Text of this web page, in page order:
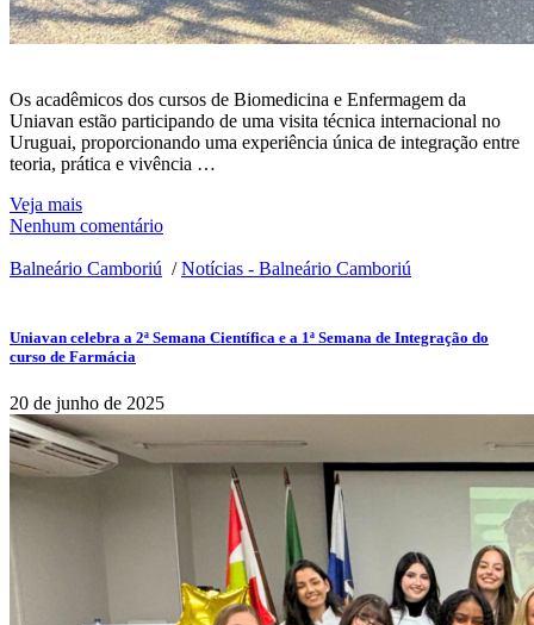
Os acadêmicos dos cursos de Biomedicina e Enfermagem da
Uniavan estão participando de uma visita técnica internacional no
Uruguai, proporcionando uma experiência única de integração entre
teoria, prática e vivência …
Veja mais
Nenhum comentário
Balneário Camboriú /Notícias - Balneário Camboriú
Uniavan celebra a 2ª Semana Científica e a 1ª Semana de Integração do
curso de Farmácia
20 de junho de 2025